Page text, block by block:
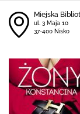
Miejska
ul. 3 Maja 10
37-400 Nisko